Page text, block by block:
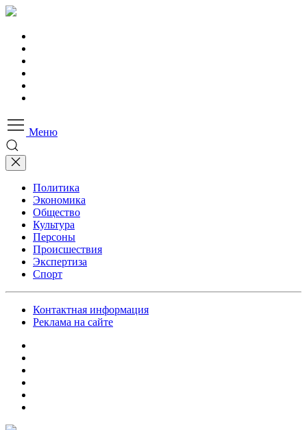
Меню
Политика
Экономика
Общество
Культура
Персоны
Происшествия
Экспертиза
Спорт
Контактная информация
Реклама на сайте